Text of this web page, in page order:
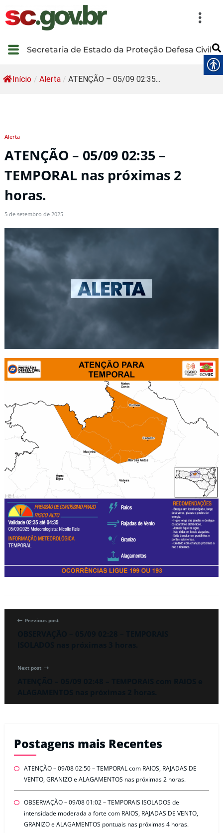
Secretaria de Estado da Proteção Defesa Civil
Início / Alerta / ATENÇÃO – 05/09 02:35...
Alerta
ATENÇÃO – 05/09 02:35 –
TEMPORAL nas próximas 2
horas.
5 de setembro de 2025
Previous post
Next post
Postagens mais Recentes
ATENÇÃO – 09/08 02:50 – TEMPORAL com RAIOS, RAJADAS DE
VENTO, GRANIZO e ALAGAMENTOS nas próximas 2 horas.
OBSERVAÇÃO – 09/08 01:02 – TEMPORAIS ISOLADOS de
intensidade moderada a forte com RAIOS, RAJADAS DE VENTO,
GRANIZO e ALAGAMENTOS pontuais nas próximas 4 horas.